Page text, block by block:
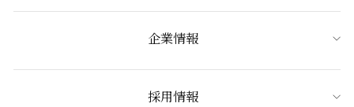
企業情報
採用情報